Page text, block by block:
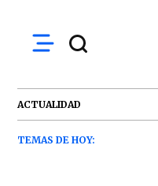
ACTUALIDAD
TEMAS DE HOY: